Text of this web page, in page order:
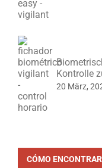
Kontrolle
20 März,
CÓMO